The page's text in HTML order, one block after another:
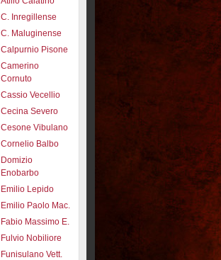
C. Inregillense
C. Maluginense
Calpurnio Pisone
Camerino
Cornuto
Cassio Vecellio
Cecina Severo
Cesone Vibulano
Cornelio Balbo
Domizio
Enobarbo
Emilio Lepido
Emilio Paolo Mac.
Fabio Massimo E.
Fulvio Nobiliore
Funisulano Vett.